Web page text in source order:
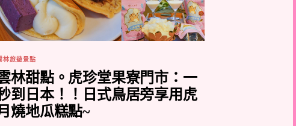
林旅遊景點
林甜點。虎珍堂果寮門市：一
到日本！！日式鳥居旁享用虎
燒地瓜糕點~